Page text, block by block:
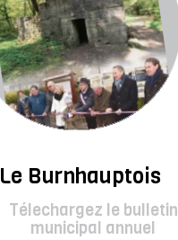
Le Burnhauptois
Télechargez le bulletin
municipal annuel